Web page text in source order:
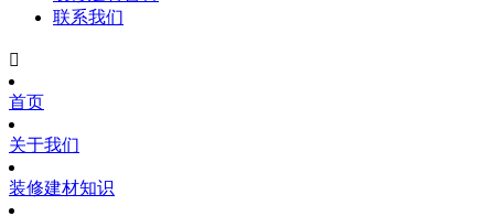
联系我们

首页
关于我们
装修建材知识